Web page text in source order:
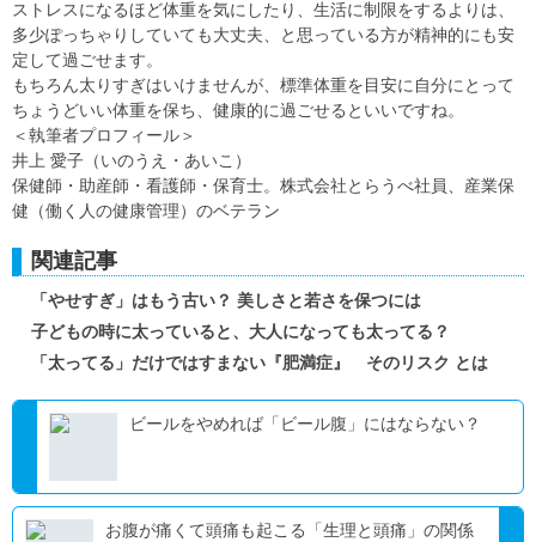
ストレスになるほど体重を気にしたり、生活に制限をするよりは、
多少ぽっちゃりしていても大丈夫、と思っている方が精神的にも安
定して過ごせます。
もちろん太りすぎはいけませんが、標準体重を目安に自分にとって
ちょうどいい体重を保ち、健康的に過ごせるといいですね。
＜執筆者プロフィール＞
井上 愛子（いのうえ・あいこ）
保健師・助産師・看護師・保育士。株式会社とらうべ社員、産業保
健（働く人の健康管理）のベテラン
関連記事
「やせすぎ」はもう古い？ 美しさと若さを保つには
子どもの時に太っていると、大人になっても太ってる？
「太ってる」だけではすまない『肥満症』 そのリスク とは
ビールをやめれば「ビール腹」にはならない？
お腹が痛くて頭痛も起こる「生理と頭痛」の関係